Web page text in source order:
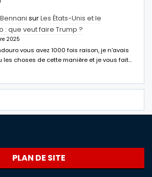
surLes États-Unis et le
: que veut faire Trump ?
2025
vous avez 1000 fois raison, je n'avais
les choses de cette manière et je vous fait…
PLAN DE SITE